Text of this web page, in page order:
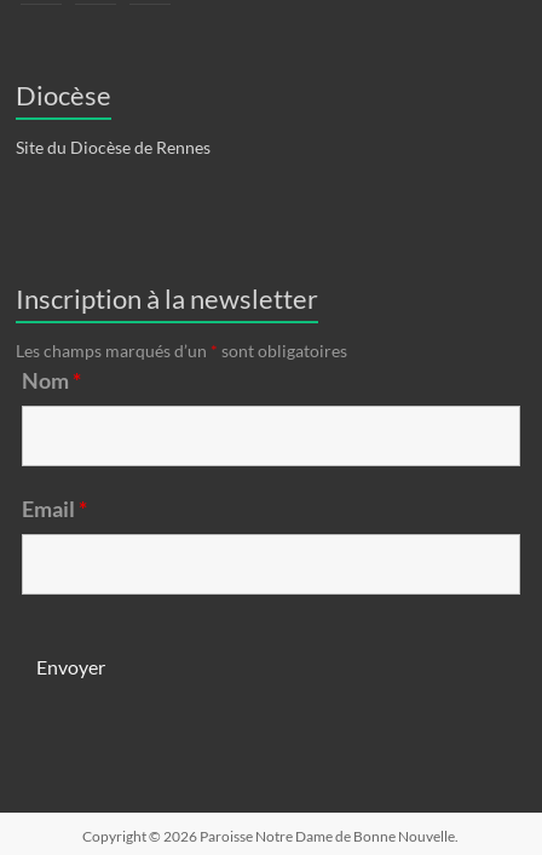
Diocèse
Site du Diocèse de Rennes
Inscription à la newsletter
Les champs marqués d’un * sont obligatoires
Nom *
Email *
Copyright © 2026 Paroisse Notre Dame de Bonne Nouvelle.